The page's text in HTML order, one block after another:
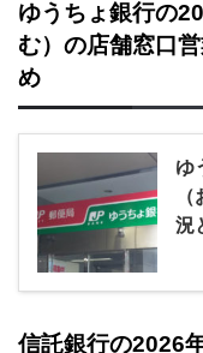
ゆうちょ銀行の
む）の店舗窓口
め
ゆ
況
信託銀行の2026